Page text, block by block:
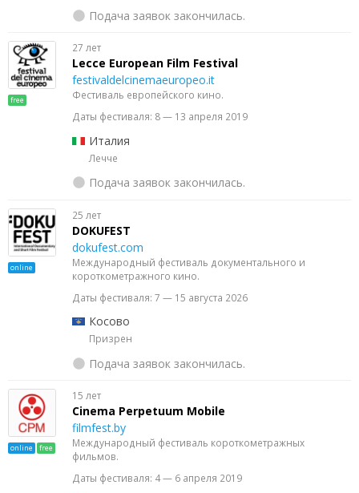
Подача заявок закончилась.
free
27 лет
Lecce European Film Festival
festivaldelcinemaeuropeo.it
Фестиваль европейского кино.
Даты фестиваля: 8 — 13 апреля 2019
Италия
Лечче
Подача заявок закончилась.
online
25 лет
DOKUFEST
dokufest.com
Международный фестиваль документального и
короткометражного кино.
Даты фестиваля: 7 — 15 августа 2026
Косово
Призрен
Подача заявок закончилась.
online free
15 лет
Cinema Perpetuum Mobile
filmfest.by
Международный фестиваль короткометражных
фильмов.
Даты фестиваля: 4 — 6 апреля 2019